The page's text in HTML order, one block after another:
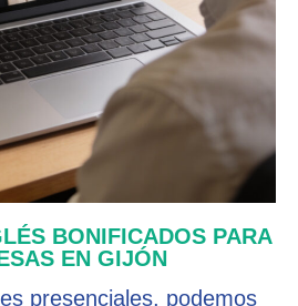
BONIFICADOS PARA
EN GIJÓN
presenciales, podemos